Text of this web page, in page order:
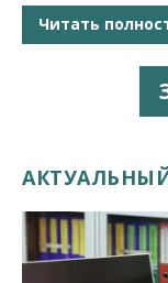
Читать